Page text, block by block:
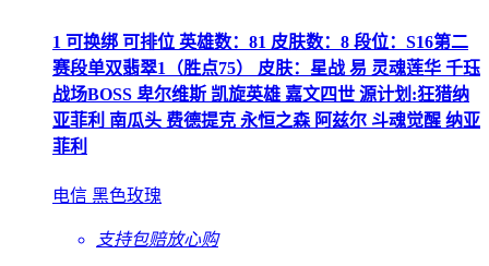
1 可换绑 可排位 英雄数：81 皮肤数：8 段位：S16第二
赛段单双翡翠1（胜点75） 皮肤：星战 易 灵魂莲华 千珏
战场BOSS 卑尔维斯 凯旋英雄 嘉文四世 源计划:狂猎纳
亚菲利 南瓜头 费德提克 永恒之森 阿兹尔 斗魂觉醒 纳亚
菲利
电信 黑色玫瑰
支持包赔放心购